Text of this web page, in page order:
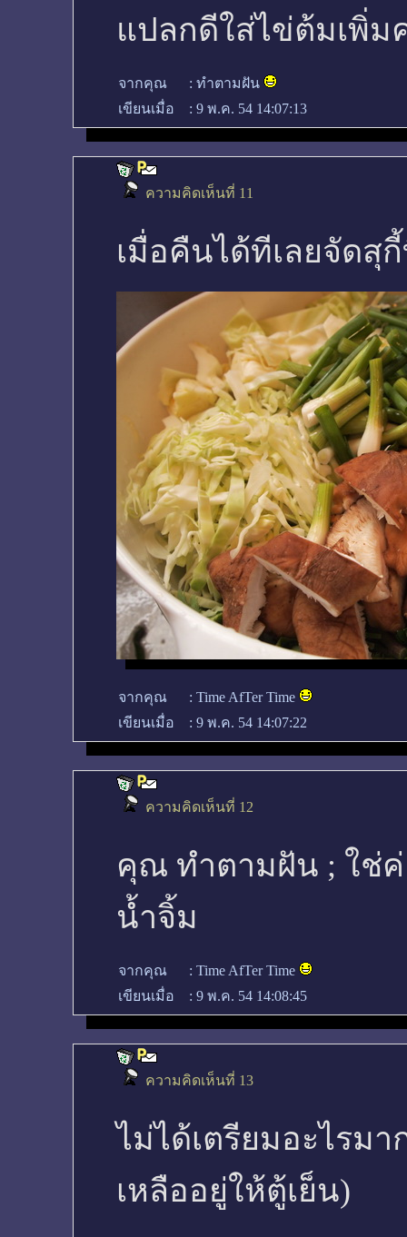
แปลกดีใส่ไข่ต้มเพิ่
จากคุณ : ทำตามฝัน
เขียนเมื่อ
: 9 พ.ค. 54 14:07:13
ความคิดเห็นที่ 11
เมื่อคืนได้ทีเลยจัดสุ
จากคุณ : Time AfTer Time
เขียนเมื่อ
: 9 พ.ค. 54 14:07:22
ความคิดเห็นที่ 12
คุณ ทำตามฝัน ; ใช่
น้ำจิ้ม
จากคุณ : Time AfTer Time
เขียนเมื่อ
: 9 พ.ค. 54 14:08:45
ความคิดเห็นที่ 13
ไม่ได้เตรียมอะไรม
เหลืออยู่ให้ตู้เย็น)